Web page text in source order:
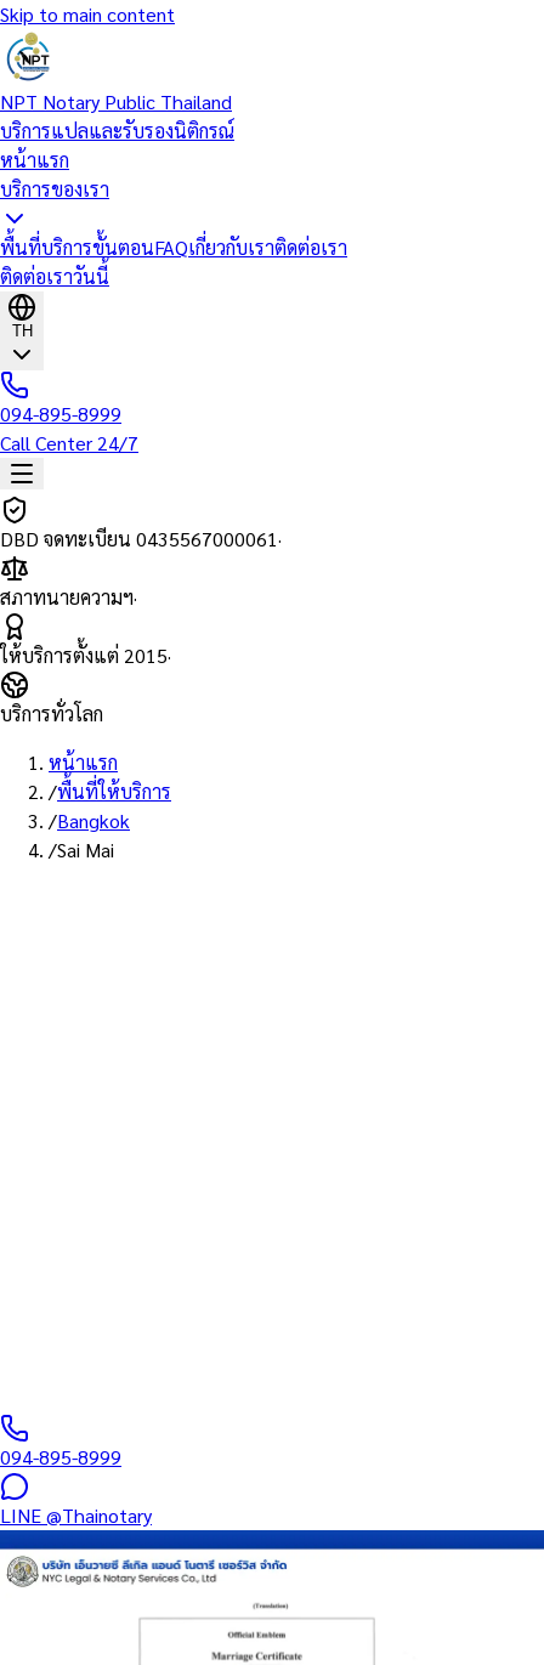
Skip to main content
NPT Notary Public Thailand
บริการแปลและรับรองนิติกรณ์
หน้าแรก
บริการของเรา
พื้นที่บริการขั้นตอนFAQเกี่ยวกับเราติดต่อเรา
ติดต่อเราวันนี้
TH
094-895-8999
Call Center 24/7
DBD จดทะเบียน 0435567000061·
สภาทนายความฯ·
ให้บริการตั้งแต่ 2015·
บริการทั่วโลก
หน้าแรก
/พื้นที่ให้บริการ
/Bangkok
/Sai Mai
094-895-8999
LINE@Thainotary